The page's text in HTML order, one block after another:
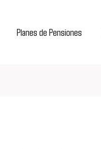
Planes de Pensiones